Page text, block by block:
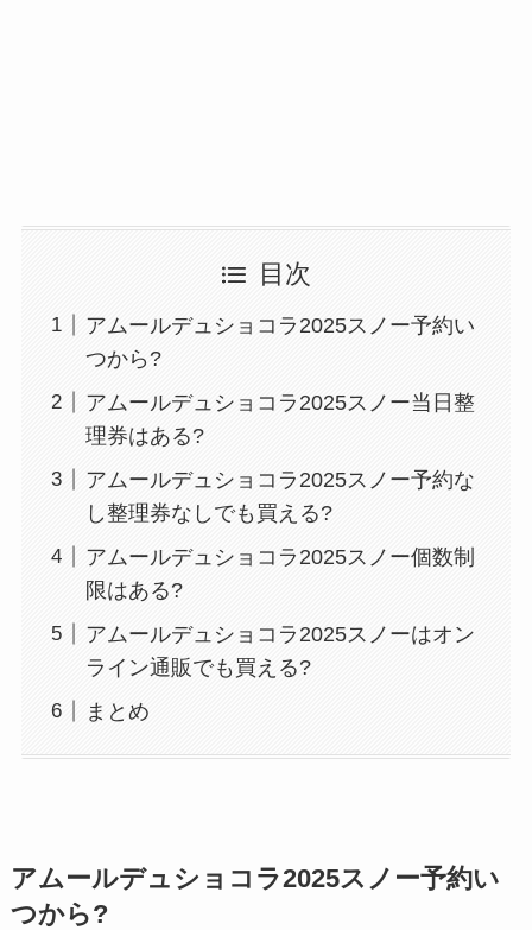
目次
アムールデュショコラ2025スノー予約い
つから?
アムールデュショコラ2025スノー当日整
理券はある?
アムールデュショコラ2025スノー予約な
し整理券なしでも買える?
アムールデュショコラ2025スノー個数制
限はある?
アムールデュショコラ2025スノーはオン
ライン通販でも買える?
まとめ
アムールデュショコラ2025スノー予約い
つから?